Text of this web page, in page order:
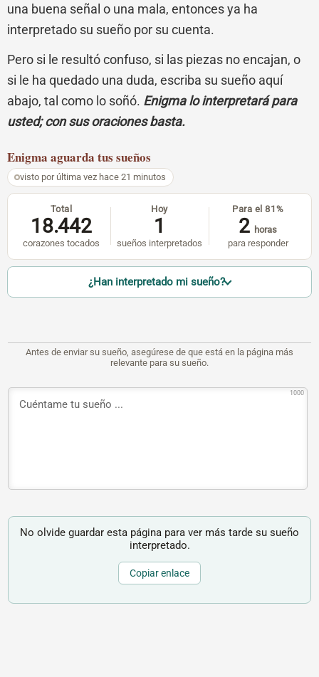
una buena señal o una mala, entonces ya ha
interpretado su sueño por su cuenta.
Pero si le resultó confuso, si las piezas no encajan, o
si le ha quedado una duda, escriba su sueño aquí
abajo, tal como lo soñó. Enigma lo interpretará para
usted; con sus oraciones basta.
Enigma aguarda tus sueños
visto por última vez hace 21 minutos
Total
18.442
corazones tocados
Hoy
1
sueños interpretados
Para el 81%
2 horas
para responder
¿Han interpretado mi sueño?
Antes de enviar su sueño, asegúrese de que está en la página más
relevante para su sueño.
1000
No olvide guardar esta página para ver más tarde su sueño
interpretado.
Copiar enlace